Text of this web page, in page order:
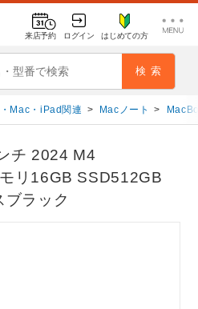
来店予約 ログイン はじめての方
Mac・iPad関連 > Macノート >
チ 2024 M4
リ16GB SSD512GB
ラック